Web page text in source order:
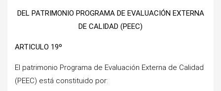
DEL PATRIMONIO PROGRAMA DE EVALUACIÓN EXTERNA
DE CALIDAD (PEEC)
ARTICULO 19º
El patrimonio Programa de Evaluación Externa de Calidad
(PEEC) está constituido por: